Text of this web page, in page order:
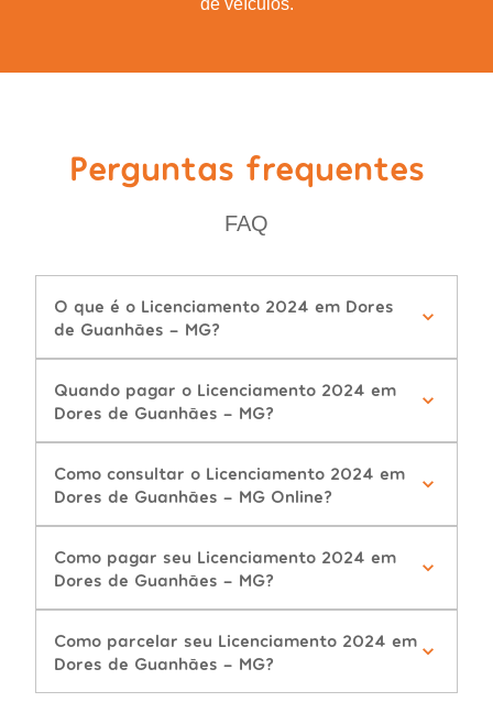
de veículos.
Perguntas frequentes
FAQ
O que é o Licenciamento 2024 em Dores
de Guanhães - MG?
Quando pagar o Licenciamento 2024 em
Dores de Guanhães - MG?
Como consultar o Licenciamento 2024 em
Dores de Guanhães - MG Online?
Como pagar seu Licenciamento 2024 em
Dores de Guanhães - MG?
Como parcelar seu Licenciamento 2024 em
Dores de Guanhães - MG?